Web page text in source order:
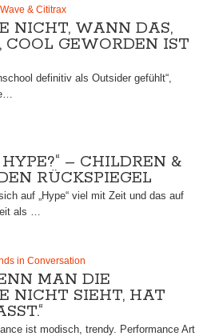
& Cititrax
NICHT, WANN DAS,
GEWORDEN IST
definitiv als Outsider gefühlt“,
– CHILDREN &
RÜCKSPIEGEL
auf „Hype“ viel mit Zeit und das auf
als …
in Conversation
MAN DIE
NICHT SIEHT, HAT
ist modisch, trendy. Performance Art